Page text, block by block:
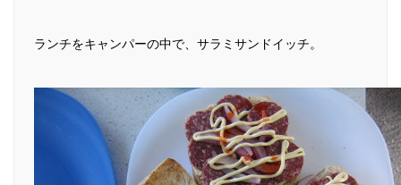
ランチをキャンパーの中で、サラミサンドイッチ。